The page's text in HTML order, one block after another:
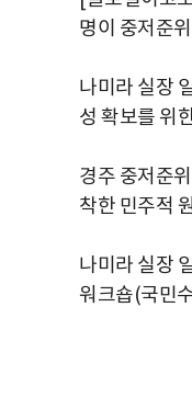
명이 중저준
나미라 실장
성 확보를 위
경주 중저준
착한 민주적
나미라 실장
워크숍(국민